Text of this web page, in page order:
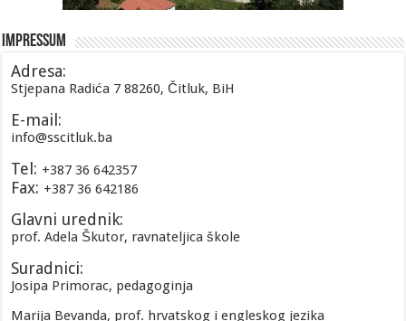
Impressum
Adresa:
Stjepana Radića 7 88260, Čitluk, BiH
E-mail:
info@sscitluk.ba
Tel: +387 36 642357
Fax: +387 36 642186
Glavni urednik:
prof. Adela Škutor, ravnateljica škole
Suradnici:
Josipa Primorac, pedagoginja
Marija Bevanda, prof. hrvatskog i engleskog jezika